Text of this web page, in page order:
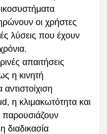
οι χρήστες
λύσεις που έχουν
απαιτήσεις
η κινητή
η κλιμακωτότητα και
παρουσιάζουν
διαδικασία